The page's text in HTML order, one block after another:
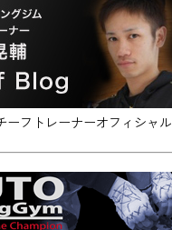
ーフトレーナーオフィシャ